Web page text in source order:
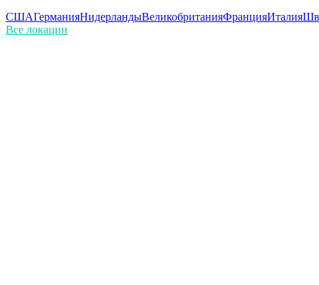
СШАГерманияНидерландыВеликобританияФранцияИталия
Все локации